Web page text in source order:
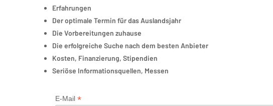
Erfahrungen
Der optimale Termin für das Auslandsjahr
Die Vorbereitungen zuhause
Die erfolgreiche Suche nach dem besten Anbieter
Kosten, Finanzierung, Stipendien
Seriöse Informationsquellen, Messen
E-Mail*